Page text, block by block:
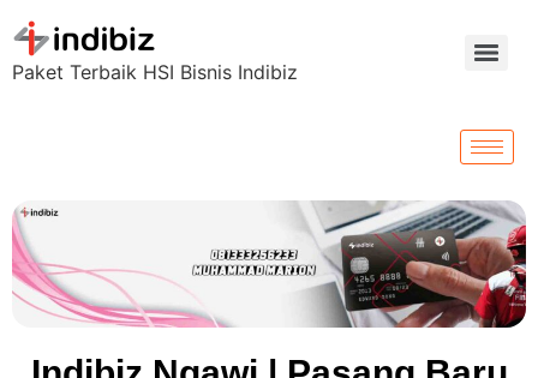
Paket Terbaik HSI Bisnis Indibiz